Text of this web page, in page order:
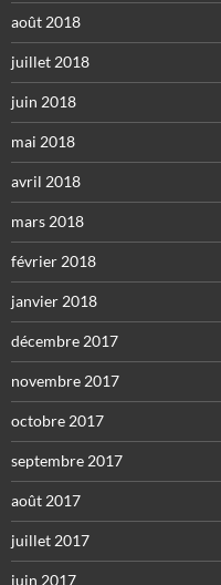
août 2018
juillet 2018
juin 2018
mai 2018
avril 2018
mars 2018
février 2018
janvier 2018
décembre 2017
novembre 2017
octobre 2017
septembre 2017
août 2017
juillet 2017
juin 2017